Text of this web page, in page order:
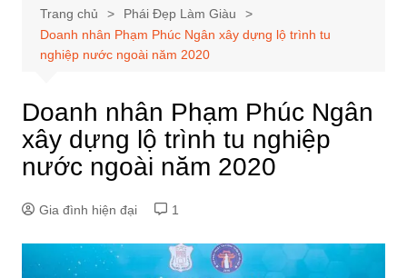
Trang chủ
Phái Đẹp Làm Giàu
Doanh nhân Phạm Phúc Ngân xây dựng lộ trình tu
nghiệp nước ngoài năm 2020
Doanh nhân Phạm Phúc Ngân
xây dựng lộ trình tu nghiệp
nước ngoài năm 2020
Gia đình hiện đại 1